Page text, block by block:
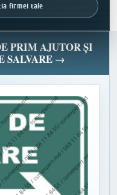
firmei tale
PRIM AJUTOR ȘI
SALVARE →